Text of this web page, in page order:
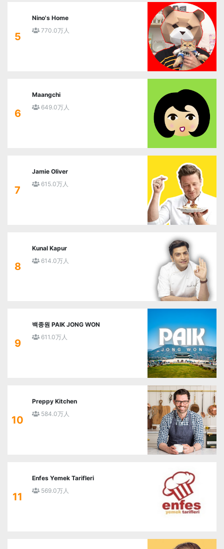
5
Nino's Home
770.0万人
6
Maangchi
649.0万人
7
Jamie Oliver
615.0万人
8
Kunal Kapur
614.0万人
9
백종원 PAIK JONG WON
611.0万人
10
Preppy Kitchen
584.0万人
11
Enfes Yemek Tarifleri
569.0万人